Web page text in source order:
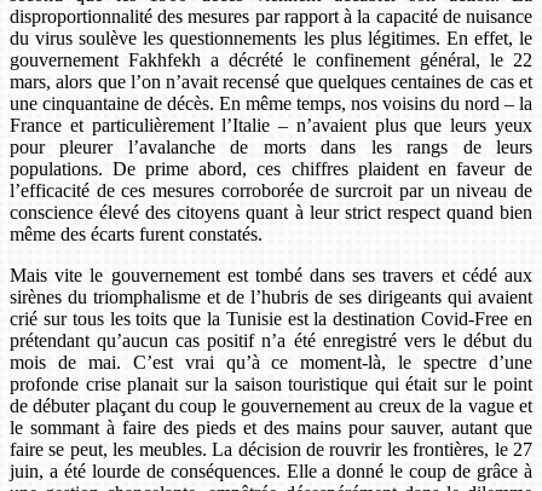
disproportionnalité des mesures par rapport à la capacité de nuisance
du virus soulève les questionnements les plus légitimes. En effet, le
gouvernement Fakhfekh a décrété le confinement général, le 22
mars, alors que l’on n’avait recensé que quelques centaines de cas et
une cinquantaine de décès. En même temps, nos voisins du nord – la
France et particulièrement l’Italie – n’avaient plus que leurs yeux
pour pleurer l’avalanche de morts dans les rangs de leurs
populations. De prime abord, ces chiffres plaident en faveur de
l’efficacité de ces mesures corroborée de surcroit par un niveau de
conscience élevé des citoyens quant à leur strict respect quand bien
même des écarts furent constatés.
Mais vite le gouvernement est tombé dans ses travers et cédé aux
sirènes du triomphalisme et de l’hubris de ses dirigeants qui avaient
crié sur tous les toits que la Tunisie est la destination Covid-Free en
prétendant qu’aucun cas positif n’a été enregistré vers le début du
mois de mai. C’est vrai qu’à ce moment-là, le spectre d’une
profonde crise planait sur la saison touristique qui était sur le point
de débuter plaçant du coup le gouvernement au creux de la vague et
le sommant à faire des pieds et des mains pour sauver, autant que
faire se peut, les meubles. La décision de rouvrir les frontières, le 27
juin, a été lourde de conséquences. Elle a donné le coup de grâce à